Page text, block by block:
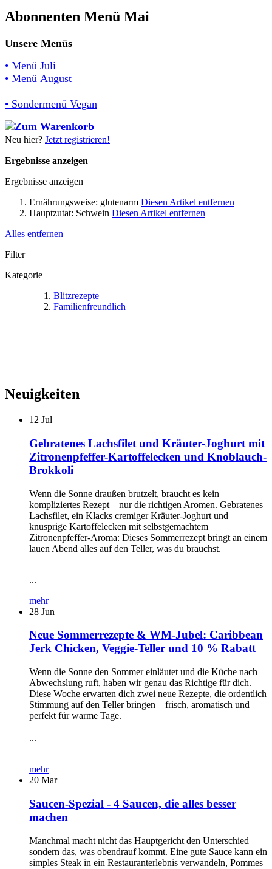
Abonnenten Menü Mai
Unsere Menüs
• Menü Juli
• Menü August
• Sondermenü Vegan
Neu hier? Jetzt registrieren!
Ergebnisse anzeigen
Ergebnisse anzeigen
Ernährungsweise: glutenarm Diesen Artikel entfernen
Hauptzutat: Schwein Diesen Artikel entfernen
Alles entfernen
Filter
Kategorie
Blitzrezepte
Familienfreundlich
Neuigkeiten
12 Jul
Gebratenes Lachsfilet und Kräuter-Joghurt mit
Zitronenpfeffer-Kartoffelecken und Knoblauch-
Brokkoli
Wenn die Sonne draußen brutzelt, braucht es kein
kompliziertes Rezept – nur die richtigen Aromen. Gebratenes
Lachsfilet, ein Klacks cremiger Kräuter-Joghurt und
knusprige Kartoffelecken mit selbstgemachtem
Zitronenpfeffer-Aroma: Dieses Sommerrezept bringt an einem
lauen Abend alles auf den Teller, was du brauchst.
...
mehr
28 Jun
Neue Sommerrezepte & WM-Jubel: Caribbean
Jerk Chicken, Veggie-Teller und 10 % Rabatt
Wenn die Sonne den Sommer einläutet und die Küche nach
Abwechslung ruft, haben wir genau das Richtige für dich.
Diese Woche erwarten dich zwei neue Rezepte, die ordentlich
Stimmung auf den Teller bringen – frisch, aromatisch und
perfekt für warme Tage.
...
mehr
20 Mar
Saucen-Spezial - 4 Saucen, die alles besser
machen
Manchmal macht nicht das Hauptgericht den Unterschied –
sondern das, was obendrauf kommt. Eine gute Sauce kann ein
simples Steak in ein Restauranterlebnis verwandeln, Pommes